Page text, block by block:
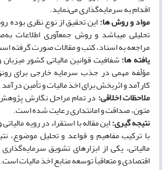
اقدام به سرمایه‌گذاری می‌نماید.
مواد و روش­ ها:این تحقیق از نوع نظری
تحلیلی می‏باشد و روش جمع‏آوری اطلاعات
مراجعه به اسناد، کتب و مقالات صورت گرفته
یافته­ ها:شفافیت قوانین مالیاتی کشور
مؤلّفه مهمی در جذب سرمایه خارجی برای
کارآمد و اثربخش برای اخذ مالیات و تأمین
ملاحظات اخلاقی: در تمام مراحل نگارش
متون، صداقت و امانت­داری رعایت شده است.
نتیجه ­گیری:این مقاله با استقراء در رویه
با ترکیب مفاهیم و قواعد و تحلیل موضوع،
مالیاتی، یکی از ابزارهای تشویق
اقتصادی و متعاقباً توسعه منابع اخذ مالیات است.